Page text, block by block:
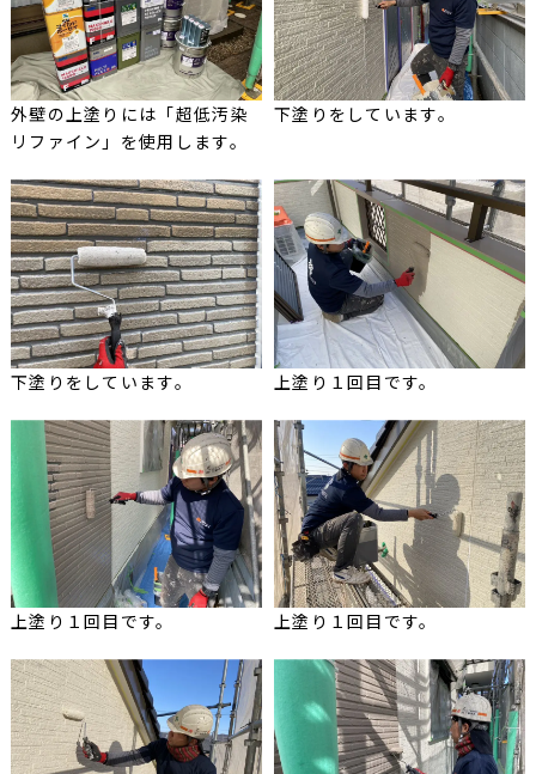
外壁の上塗りには「超低汚染
リファイン」を使用します。
下塗りをしています。
下塗りをしています。 上塗り１回目です。
上塗り１回目です。 上塗り１回目です。